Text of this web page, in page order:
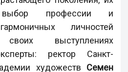
профессии и
личностей
выступлениях
ректор Санкт-
художеств Семен